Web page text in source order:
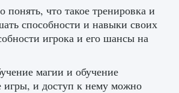
что такое тренировка и
способности и навыки своих
игрока и его шансы на
магии и обучение
игры, и доступ к нему можно